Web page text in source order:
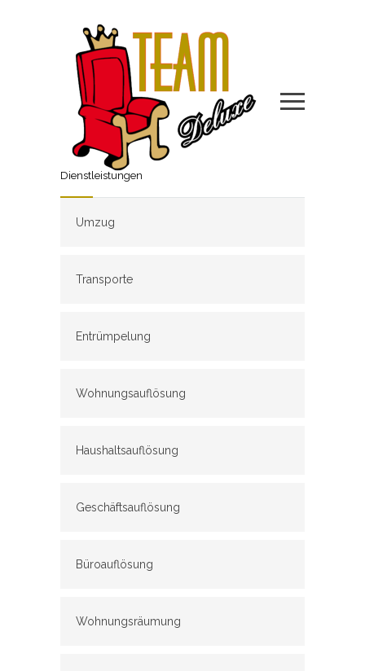
Dienstleistungen
Umzug
Transporte
Entrümpelung
Wohnungsauflösung
Haushaltsauflösung
Geschäftsauflösung
Büroauflösung
Wohnungsräumung